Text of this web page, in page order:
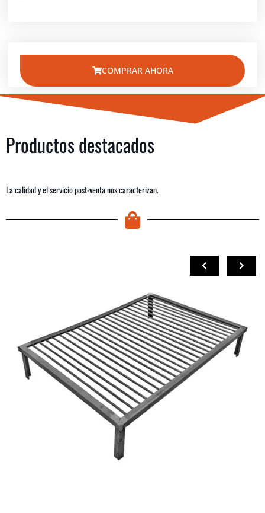
COMPRAR AHORA
Productos destacados
La calidad y el servicio post-venta nos caracterizan.